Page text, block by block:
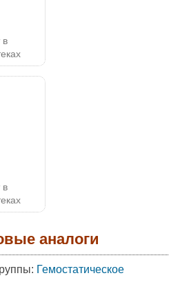
в
в
аналоги
Гемостатическое